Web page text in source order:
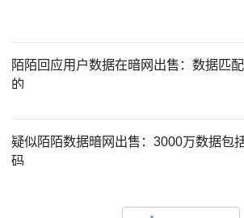
陌陌回应用户数据在暗网出售：数据匹
的
疑似陌陌数据暗网出售：3000万数据包
码